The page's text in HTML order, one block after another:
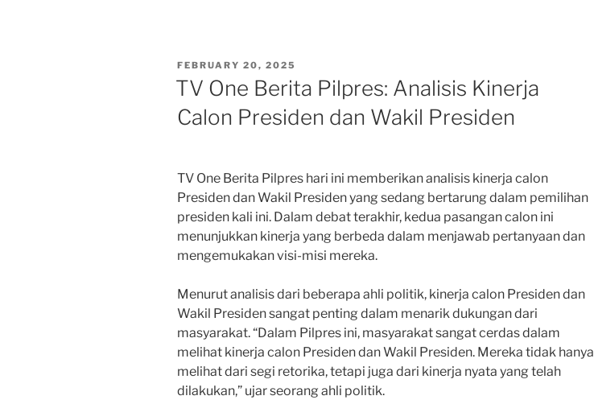
POSTED
ON
FEBRUARY 20, 2025
TV One Berita Pilpres: Analisis Kinerja
Calon Presiden dan Wakil Presiden
TV One Berita Pilpres hari ini memberikan analisis kinerja calon
Presiden dan Wakil Presiden yang sedang bertarung dalam pemilihan
presiden kali ini. Dalam debat terakhir, kedua pasangan calon ini
menunjukkan kinerja yang berbeda dalam menjawab pertanyaan dan
mengemukakan visi-misi mereka.
Menurut analisis dari beberapa ahli politik, kinerja calon Presiden dan
Wakil Presiden sangat penting dalam menarik dukungan dari
masyarakat. “Dalam Pilpres ini, masyarakat sangat cerdas dalam
melihat kinerja calon Presiden dan Wakil Presiden. Mereka tidak hanya
melihat dari segi retorika, tetapi juga dari kinerja nyata yang telah
dilakukan,” ujar seorang ahli politik.